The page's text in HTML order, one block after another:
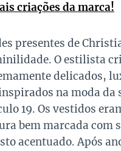
criações da marca!
presentes de
O estilista
delicados,
na moda da
19. Os vestidos
bem marcada com
acentuado. Após